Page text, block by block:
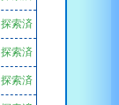
探索済
探索済
探索済